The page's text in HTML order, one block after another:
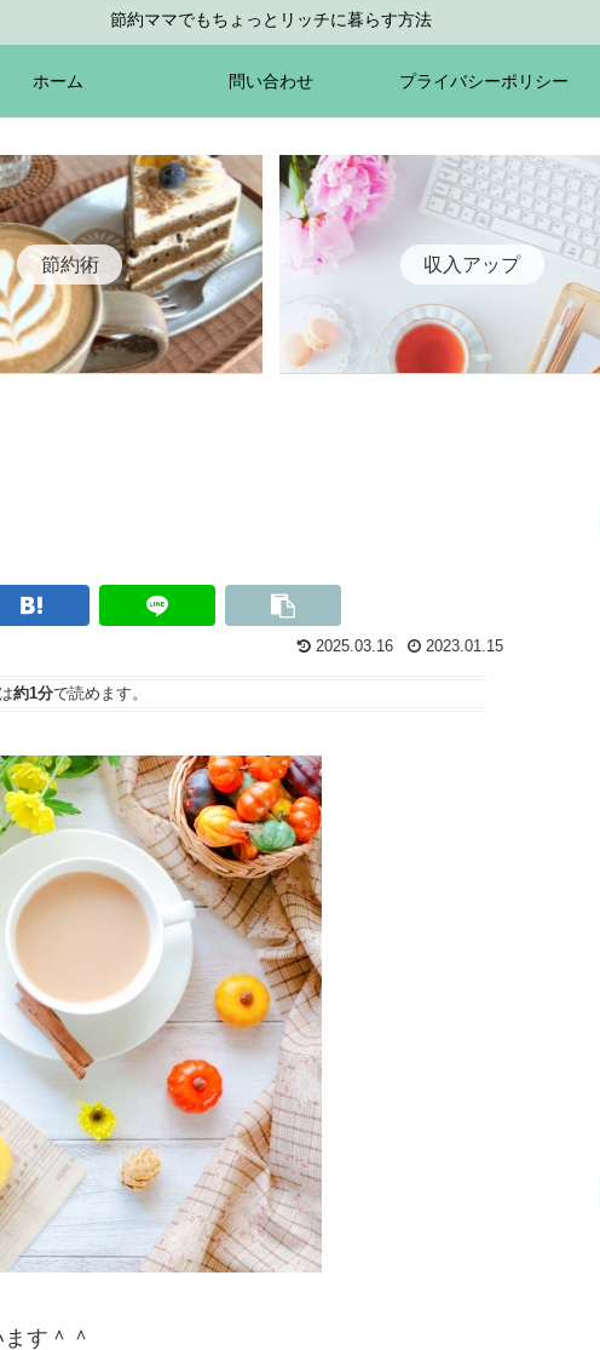
節約ママでもちょっとリッチに暮らす方法
ホーム 問い合わせ プライバシーポリシー
節約術 収入アップ
2025.03.16 2023.01.15
約1分で読めます。
す＾＾